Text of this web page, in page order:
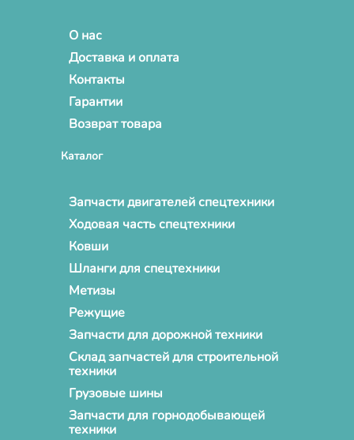
О нас
Доставка и оплата
Контакты
Гарантии
Возврат товара
Каталог
Запчасти двигателей спецтехники
Ходовая часть спецтехники
Ковши
Шланги для спецтехники
Метизы
Режущие
Запчасти для дорожной техники
Склад запчастей для строительной
техники
Грузовые шины
Запчасти для горнодобывающей
техники